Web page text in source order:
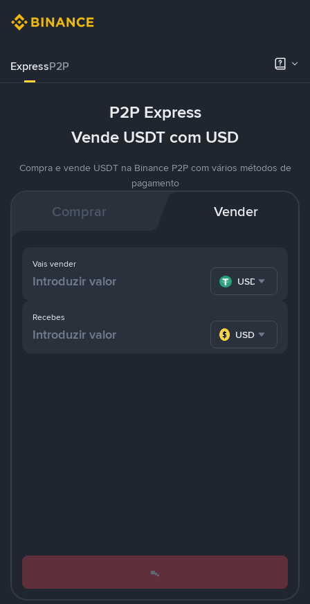
ExpressP2P
P2P Express
Vende USDT com USD
Compra e vende USDT na Binance P2P com vários métodos de
pagamento
Comprar Vender
Recebes
USD
Vais vender
USDT